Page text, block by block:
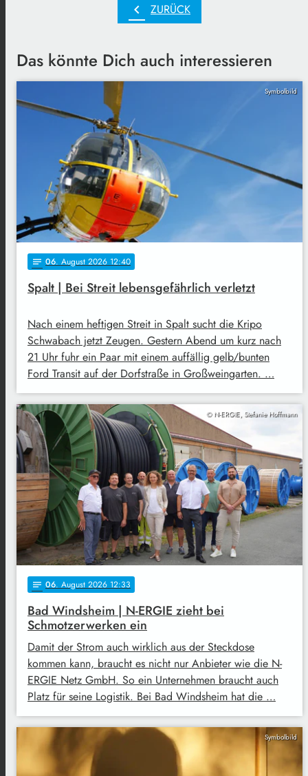
chevron_left ZURÜCK
Das könnte Dich auch interessieren
Symbolbild
notes 06. August 2026 12:40
Spalt | Bei Streit lebensgefährlich verletzt
Nach einem heftigen Streit in Spalt sucht die Kripo
Schwabach jetzt Zeugen. Gestern Abend um kurz nach
21 Uhr fuhr ein Paar mit einem auffällig gelb/bunten
Ford Transit auf der Dorfstraße in Großweingarten. …
© N-ERGIE, Stefanie Hoffmann
notes 06. August 2026 12:33
Bad Windsheim | N-ERGIE zieht bei
Schmotzerwerken ein
Damit der Strom auch wirklich aus der Steckdose
kommen kann, braucht es nicht nur Anbieter wie die N-
ERGIE Netz GmbH. So ein Unternehmen braucht auch
Platz für seine Logistik. Bei Bad Windsheim hat die …
Symbolbild